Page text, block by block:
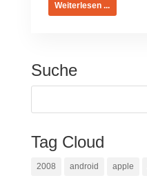
Weiterlesen ...
Suche
Tag Cloud
2008 android apple